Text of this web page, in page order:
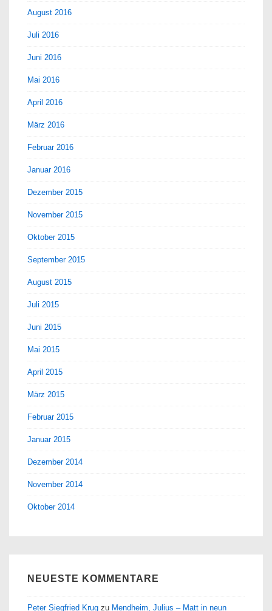
August 2016
Juli 2016
Juni 2016
Mai 2016
April 2016
März 2016
Februar 2016
Januar 2016
Dezember 2015
November 2015
Oktober 2015
September 2015
August 2015
Juli 2015
Juni 2015
Mai 2015
April 2015
März 2015
Februar 2015
Januar 2015
Dezember 2014
November 2014
Oktober 2014
NEUESTE KOMMENTARE
Peter Siegfried Krug zu Mendheim, Julius – Matt in neun